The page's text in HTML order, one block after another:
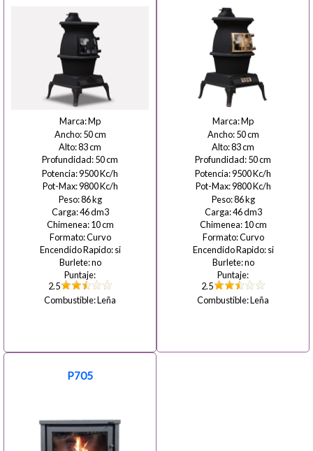
Mp
50
83
50
9500
9800
86
46
10
Curvo
si
no
2.5
Leña
Mp
50
83
50
9500
9800
86
46
10
Curvo
si
no
2.5
Leña
P705